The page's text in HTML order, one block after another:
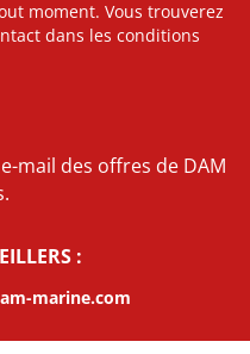
moment. Vous trouverez
dans les conditions
mail des offres de DAM
:
marine.com